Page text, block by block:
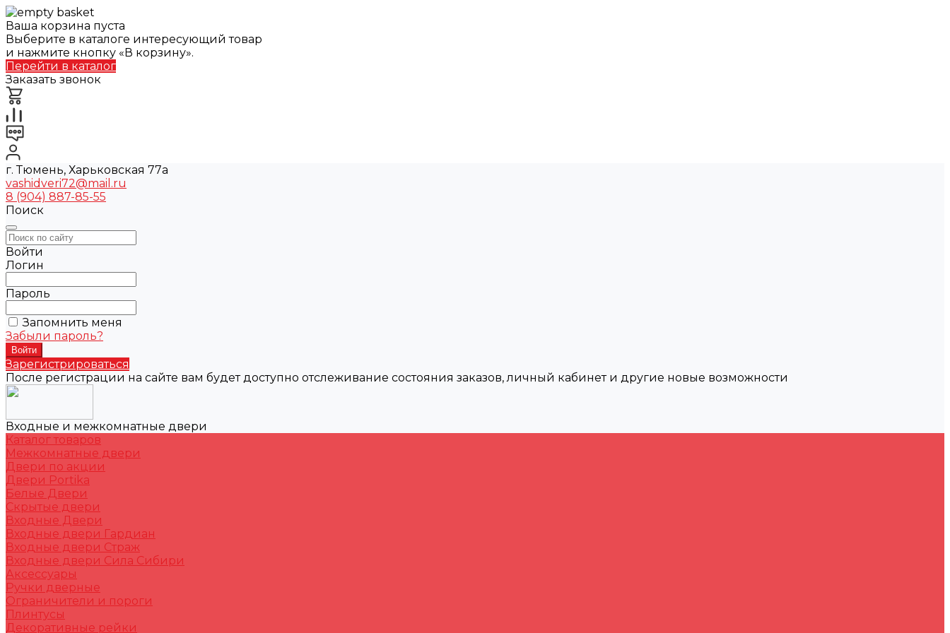
Ваша корзина пуста
Выберите в каталоге интересующий товар
и нажмите кнопку «В корзину».
Перейти в каталог
Заказать звонок
г. Тюмень, Харьковская 77а
vashidveri72@mail.ru
8 (904) 887-85-55
Поиск
Войти
Логин
Пароль
Запомнить меня
Забыли пароль?
Зарегистрироваться
После регистрации на сайте вам будет доступно отслеживание состояния заказов, личный кабинет и другие новые возможности
Входные и межкомнатные двери
Каталог товаров
Межкомнатные двери
Двери по акции
Двери Portika
Белые Двери
Скрытые двери
Входные Двери
Входные двери Гардиан
Входные двери Страж
Входные двери Сила Сибири
Аксессуары
Ручки дверные
Ограничители и пороги
Плинтусы
Декоративные рейки